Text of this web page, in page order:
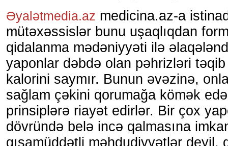
Əyalətmedia.az medicina.az-a
mütəxəssislər bunu uşaqlıqdan
qidalanma mədəniyyəti ilə
yaponlar dəbdə olan pəhrizləri
kalorini saymır. Bunun əvəzinə,
sağlam çəkini qorumağa kömək
prinsiplərə riayət edirlər. Bir çox
dövründə belə incə qalmasına
qısamüddətli məhdudiyyətlər deyil,